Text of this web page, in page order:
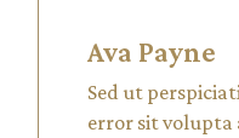
Ava Payne
Sed ut
error sit volupta